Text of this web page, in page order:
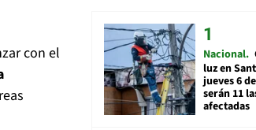
con el
Nacional
luz en
jueves 6
serán 11
afectadas